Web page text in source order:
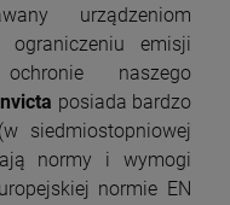
urządzeniom
ograniczeniu emisji
naszego
Invicta posiada bardzo
siedmiostopniowej
normy i wymogi
normie EN